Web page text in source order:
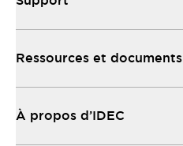
Ressources et documents
À propos d’IDEC